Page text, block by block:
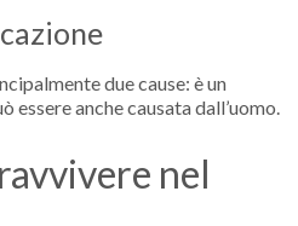
due cause: è un
essere anche causata dall’uomo.
nel